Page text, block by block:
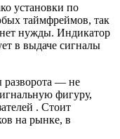
установки по
таймфреймов, так
нет нужды. Индикатор
в выдаче сигналы
разворота — не
фигуру,
. Стоит
на рынке, в